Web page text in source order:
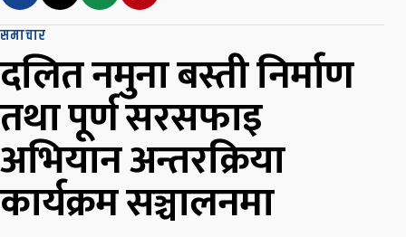
समाचार
दलित नमुना बस्ती निर्माण
तथा पूर्ण सरसफाइ
अभियान अन्तरक्रिया
कार्यक्रम सञ्चालनमा